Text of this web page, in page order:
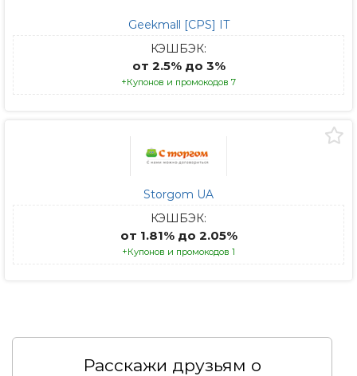
Geekmall [CPS] IT
КЭШБЭК:
от 2.5% до 3%
+Купонов и промокодов 7
Storgom UA
КЭШБЭК:
от 1.81% до 2.05%
+Купонов и промокодов 1
Расскажи друзьям о